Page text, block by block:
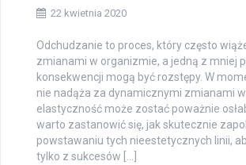
22 kwietnia 2020
Odchudzanie to proces, który często
zmianami w organizmie, a jedną z mniej
konsekwencji mogą być rozstępy. W
nie nadąża za dynamicznymi zmianami
elastyczność może zostać poważnie
warto zastanowić się, jak skutecznie
powstawaniu tych nieestetycznych linii,
tylko z sukcesów […]